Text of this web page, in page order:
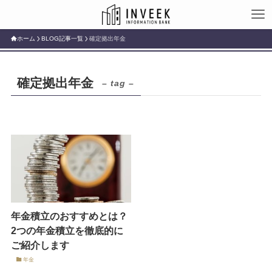
ホーム BLOG記事一覧 確定拠出年金
確定拠出年金 – tag –
年金積立のおすすめとは？
2つの年金積立を徹底的に
ご紹介します
年金